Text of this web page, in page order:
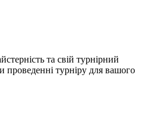
та свій турнірний
проведенні турніру для вашого